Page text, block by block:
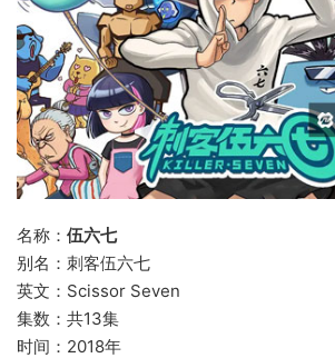
名称： 伍六七
别名：刺客伍六七
英文：Scissor Seven
集数：共13集
时间：2018年